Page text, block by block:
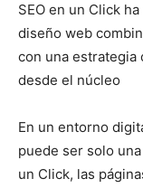
SEO en un Click
diseño web
con una estrategia
desde el núcleo
En un entorno
puede ser solo
un Click, las